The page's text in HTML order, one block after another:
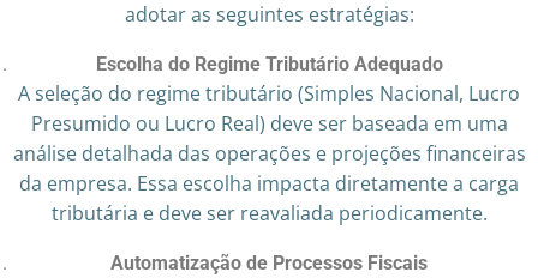
adotar as seguintes estratégias:
Escolha do Regime Tributário Adequado
A seleção do regime tributário (Simples Nacional, Lucro
Presumido ou Lucro Real) deve ser baseada em uma
análise detalhada das operações e projeções financeiras
da empresa. Essa escolha impacta diretamente a carga
tributária e deve ser reavaliada periodicamente.
Automatização de Processos Fiscais